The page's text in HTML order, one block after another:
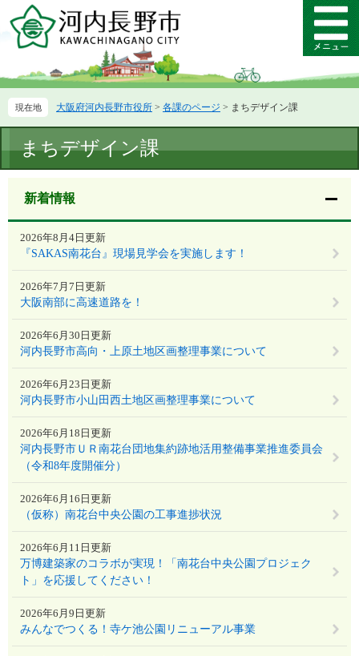
ー
先
す。
ニ
を
し
メ
ニ
ー
大阪府河内長野市役所 > 各課のページ > まちデザイン課
文
まちデザイン課
新着情報
『SAKAS南花台』現場見学会を実施します！
2026年8月4日更新
大阪南部に高速道路を！
2026年7月7日更新
河内長野市高向・上原土地区画整理事業について
2026年6月30日更新
河内長野市小山田西土地区画整理事業について
2026年6月23日更新
河内長野市ＵＲ南花台団地集約跡地活用整備事業推進委員会
（令和8年度開催分）
2026年6月18日更新
（仮称）南花台中央公園の工事進捗状況
2026年6月16日更新
万博建築家のコラボが実現！「南花台中央公園プロジェク
ト」を応援してください！
2026年6月11日更新
みんなでつくる！寺ケ池公園リニューアル事業
2026年6月9日更新